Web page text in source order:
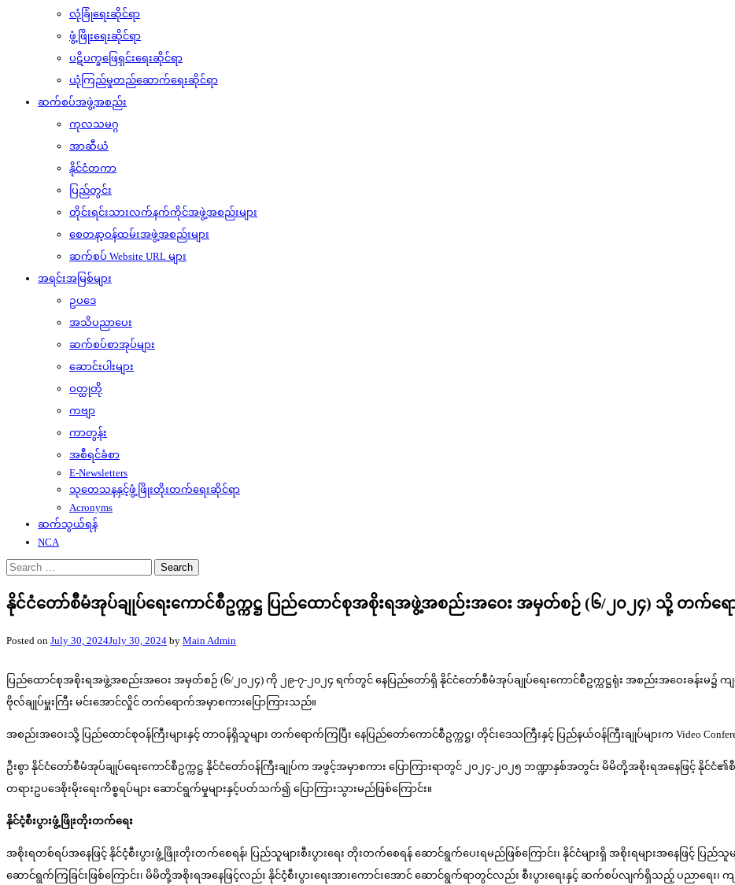
လုံခြုံရေးဆိုင်ရာ
ဖွံ့ဖြိုးရေးဆိုင်ရာ
ပဋိပက္ခဖြေရှင်းရေးဆိုင်ရာ
ယုံကြည်မှုတည်ဆောက်ရေးဆိုင်ရာ
ဆက်စပ်အဖွဲ့အစည်း
ကုလသမဂ္ဂ
အာဆီယံ
နိုင်ငံတကာ
ပြည်တွင်း
တိုင်းရင်းသားလက်နက်ကိုင်အဖွဲ့အစည်းများ
စေတနာ့ဝန်ထမ်းအဖွဲ့အစည်းများ
ဆက်စပ် Website URL များ
အရင်းအမြစ်များ
ဥပဒေ
အသိပညာပေး
ဆက်စပ်စာအုပ်များ
ဆောင်းပါးများ
ဝတ္ထုတို
ကဗျာ
ကာတွန်း
အစီရင်ခံစာ
E-Newsletters
သုတေသနနှင့်ဖွံ့ဖြိုးတိုးတက်ရေးဆိုင်ရာ
Acronyms
ဆက်သွယ်ရန်
NCA
Search
for:
နိုင်ငံတော်စီမံအုပ်ချုပ်ရေးကောင်စီဥက္ကဋ္ဌ ပြည်ထောင်စုအစိုးရအဖွဲ့အစည်းအဝေး အမှတ်စဉ် (၆/၂၀၂၄) သို့ တက်ရော
Posted on July 30, 2024July 30, 2024 by Main Admin
ပြည်ထောင်စုအစိုးရအဖွဲ့အစည်းအဝေး အမှတ်စဉ် (၆/၂၀၂၄) ကို ၂၉-၇-၂၀၂၄ ရက်တွင် နေပြည်တော်ရှိ နိုင်ငံတော်စီမံအုပ်ချုပ်ရေးကောင်စီဥက္ကဋ္ဌရုံး အစည်းအဝေးခန်းမ၌ ကျင်
ဗိုလ်ချုပ်မှူးကြီး မင်းအောင်လှိုင် တက်ရောက်အမှာစကားပြောကြားသည်။
အစည်းအဝေးသို့ ပြည်ထောင်စုဝန်ကြီးများနှင့် တာဝန်ရှိသူများ တက်ရောက်ကြပြီး နေပြည်တော်ကောင်စီဥက္ကဋ္ဌ၊ တိုင်းဒေသကြီးနှင့် ပြည်နယ်ဝန်ကြီးချုပ်များက Video
ဦးစွာ နိုင်ငံတော်စီမံအုပ်ချုပ်ရေးကောင်စီဥက္ကဋ္ဌ နိုင်ငံတော်ဝန်ကြီးချုပ်က အဖွင့်အမှာစကား ပြောကြားရာတွင် ၂၀၂၄-၂၀၂၅ ဘဏ္ဍာနှစ်အတွင်း မိမိတို့အစိုးရအနေဖြင့် နိုင်ငံ၏
တရားဥပဒေစိုးမိုးရေးကိစ္စရပ်များ ဆောင်ရွက်မှုများနှင့်ပတ်သက်၍ ပြောကြားသွားမည်ဖြစ်ကြောင်း။
နိုင်ငံ့စီးပွားဖွံ့ဖြိုးတိုးတက်ရေး
အစိုးရတစ်ရပ်အနေဖြင့် နိုင်ငံ့စီးပွားဖွံ့ဖြိုးတိုးတက်စေရန်၊ ပြည်သူများစီးပွားရေး တိုးတက်စေရန် ဆောင်ရွက်ပေးရမည်ဖြစ်ကြောင်း၊ နိုင်ငံများရှိ အစိုးရများအနေဖြင့် ပြ
ဆောင်ရွက်ကြခြင်းဖြစ်ကြောင်း၊ မိမိတို့အစိုးရအနေဖြင့်လည်း နိုင်ငံ့စီးပွားရေးအားကောင်းအောင် ဆောင်ရွက်ရာတွင်လည်း စီးပွားရေးနှင့် ဆက်စပ်လျက်ရှိသည့် ပညာရေး၊ ကျ